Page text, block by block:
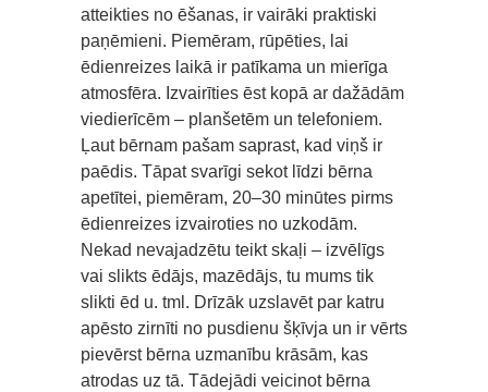
atteikties no ēšanas, ir vairāki praktiski
paņēmieni. Piemēram, rūpēties, lai
ēdienreizes laikā ir patīkama un mierīga
atmosfēra. Izvairīties ēst kopā ar dažādām
viedierīcēm – planšetēm un telefoniem.
Ļaut bērnam pašam saprast, kad viņš ir
paēdis. Tāpat svarīgi sekot līdzi bērna
apetītei, piemēram, 20–30 minūtes pirms
ēdienreizes izvairoties no uzkodām.
Nekad nevajadzētu teikt skaļi – izvēlīgs
vai slikts ēdājs, mazēdājs, tu mums tik
slikti ēd u. tml. Drīzāk uzslavēt par katru
apēsto zirnīti no pusdienu šķīvja un ir vērts
pievērst bērna uzmanību krāsām, kas
atrodas uz tā. Tādejādi veicinot bērna